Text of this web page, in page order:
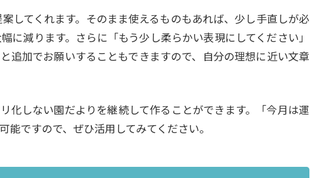
してくれます。そのまま使えるものもあれば、少し手直しが必
減ります。さらに「もう少し柔らかい表現にしてください」
追加でお願いすることもできますので、自分の理想に近い文章
化しない園だよりを継続して作ることができます。「今月は運
ですので、ぜひ活用してみてください。